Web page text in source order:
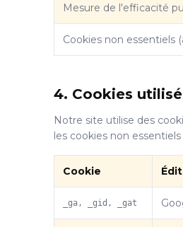
Mesure de l'efficacité
Cookies non essentiels
4. Cookies
Notre site utilise des
les cookies non
Cookie
_ga, _gid, _gat